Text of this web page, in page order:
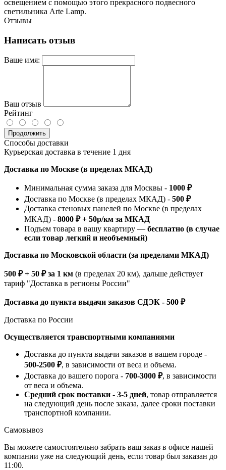
освещением с помощью этого прекрасного подвесного
светильника Arte Lamp.
Отзывы
Написать отзыв
Ваше имя:
Ваш отзыв
Рейтинг
Продолжить
Способы доставки
Курьерская доставка в течение 1 дня
Доставка по Москве (в пределах МКАД)
Минимальная сумма заказа для Москвы - 1000 ₽
Доставка по Москве (в пределах МКАД) - 500 ₽
Доставка стеновых панелей по Москве (в пределах
МКАД) - 8000 ₽ + 50р/км за МКАД
Подъем товара в вашу квартиру — бесплатно (в случае
если товар легкий и необъемный)
Доставка по Московской области (за пределами МКАД)
500 ₽ + 50 ₽ за 1 км (в пределах 20 км), дальше действует
тариф "Доставка в регионы России"
Доставка до пункта выдачи заказов СДЭК - 500 ₽
Доставка по России
Осуществляется транспортными компаниями
Доставка до пункта выдачи заказов в вашем городе -
500-2500 ₽, в зависимости от веса и объема.
Доставка до вашего порога - 700-3000 ₽, в зависимости
от веса и объема.
Средний срок поставки - 3-5 дней, товар отправляется
на следующий день после заказа, далее сроки поставки
транспортной компании.
Самовывоз
Вы можете самостоятельно забрать ваш заказ в офисе нашей
компании уже на следующий день, если товар был заказан до
11:00.